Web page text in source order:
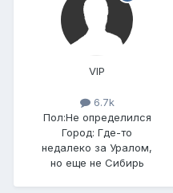
VIP
6.7k
Пол:Не определился
Город: Где-то
недалеко за Уралом,
но еще не Сибирь